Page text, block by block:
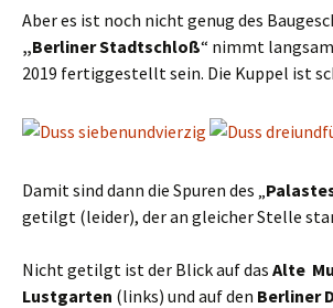
Aber es ist noch nicht genug des
„Berliner Stadtschloß“ nimmt
2019 fertiggestellt sein. Die Kuppel ist
Damit sind dann die Spuren des „
getilgt (leider), der an gleicher Stelle
Nicht getilgt ist der Blick auf das Alte
Lustgarten (links) und auf den Berliner